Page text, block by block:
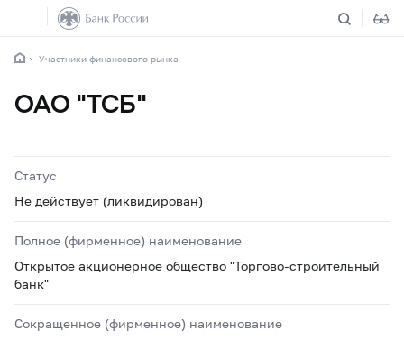
Участники финансового рынка
ОАО "ТСБ"
Статус
Не действует (ликвидирован)
Полное (фирменное) наименование
Открытое акционерное общество "Торгово-строительный
банк"
Сокращенное (фирменное) наименование